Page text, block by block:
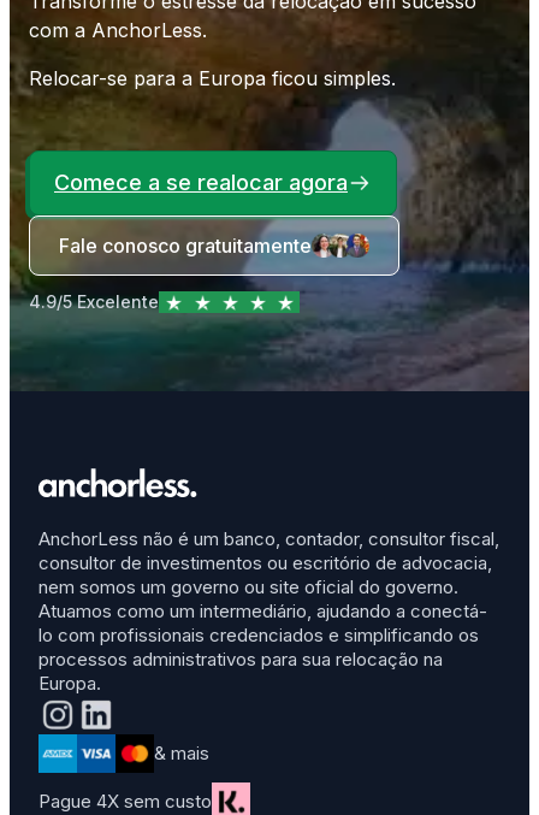
com a AnchorLess.
Relocar-se para a Europa ficou simples.
Comece a se realocar agora
Fale conosco gratuitamente
4.9/5 Excelente
AnchorLess não é um banco, contador, consultor fiscal,
consultor de investimentos ou escritório de advocacia,
nem somos um governo ou site oficial do governo.
Atuamos como um intermediário, ajudando a conectá-
lo com profissionais credenciados e simplificando os
processos administrativos para sua relocação na
Europa.
& mais
Pague 4X sem custo